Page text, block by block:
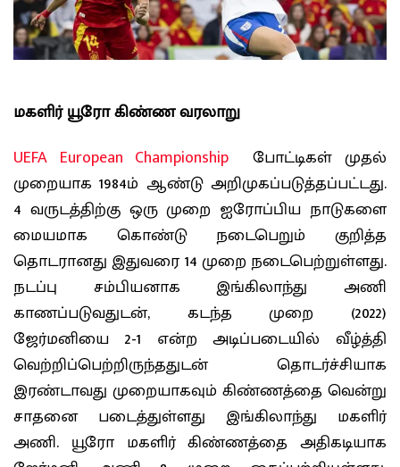
மகளிர் யூரோ கிண்ண வரலாறு
UEFA European Championship போட்டிகள் முதல்
முறையாக 1984ம் ஆண்டு அறிமுகப்படுத்தப்பட்டது.
4 வருடத்திற்கு ஒரு முறை ஐரோப்பிய நாடுகளை
மையமாக கொண்டு நடைபெறும் குறித்த
தொடரானது இதுவரை 14 முறை நடைபெற்றுள்ளது.
நடப்பு சம்பியனாக இங்கிலாந்து அணி
காணப்படுவதுடன், கடந்த முறை (2022)
ஜேர்மனியை 2-1 என்ற அடிப்படையில் வீழ்த்தி
வெற்றிப்பெற்றிருந்ததுடன் தொடர்ச்சியாக
இரண்டாவது முறையாகவும் கிண்ணத்தை வென்று
சாதனை படைத்துள்ளது இங்கிலாந்து மகளிர்
அணி. யூரோ மகளிர் கிண்ணத்தை அதிகடியாக